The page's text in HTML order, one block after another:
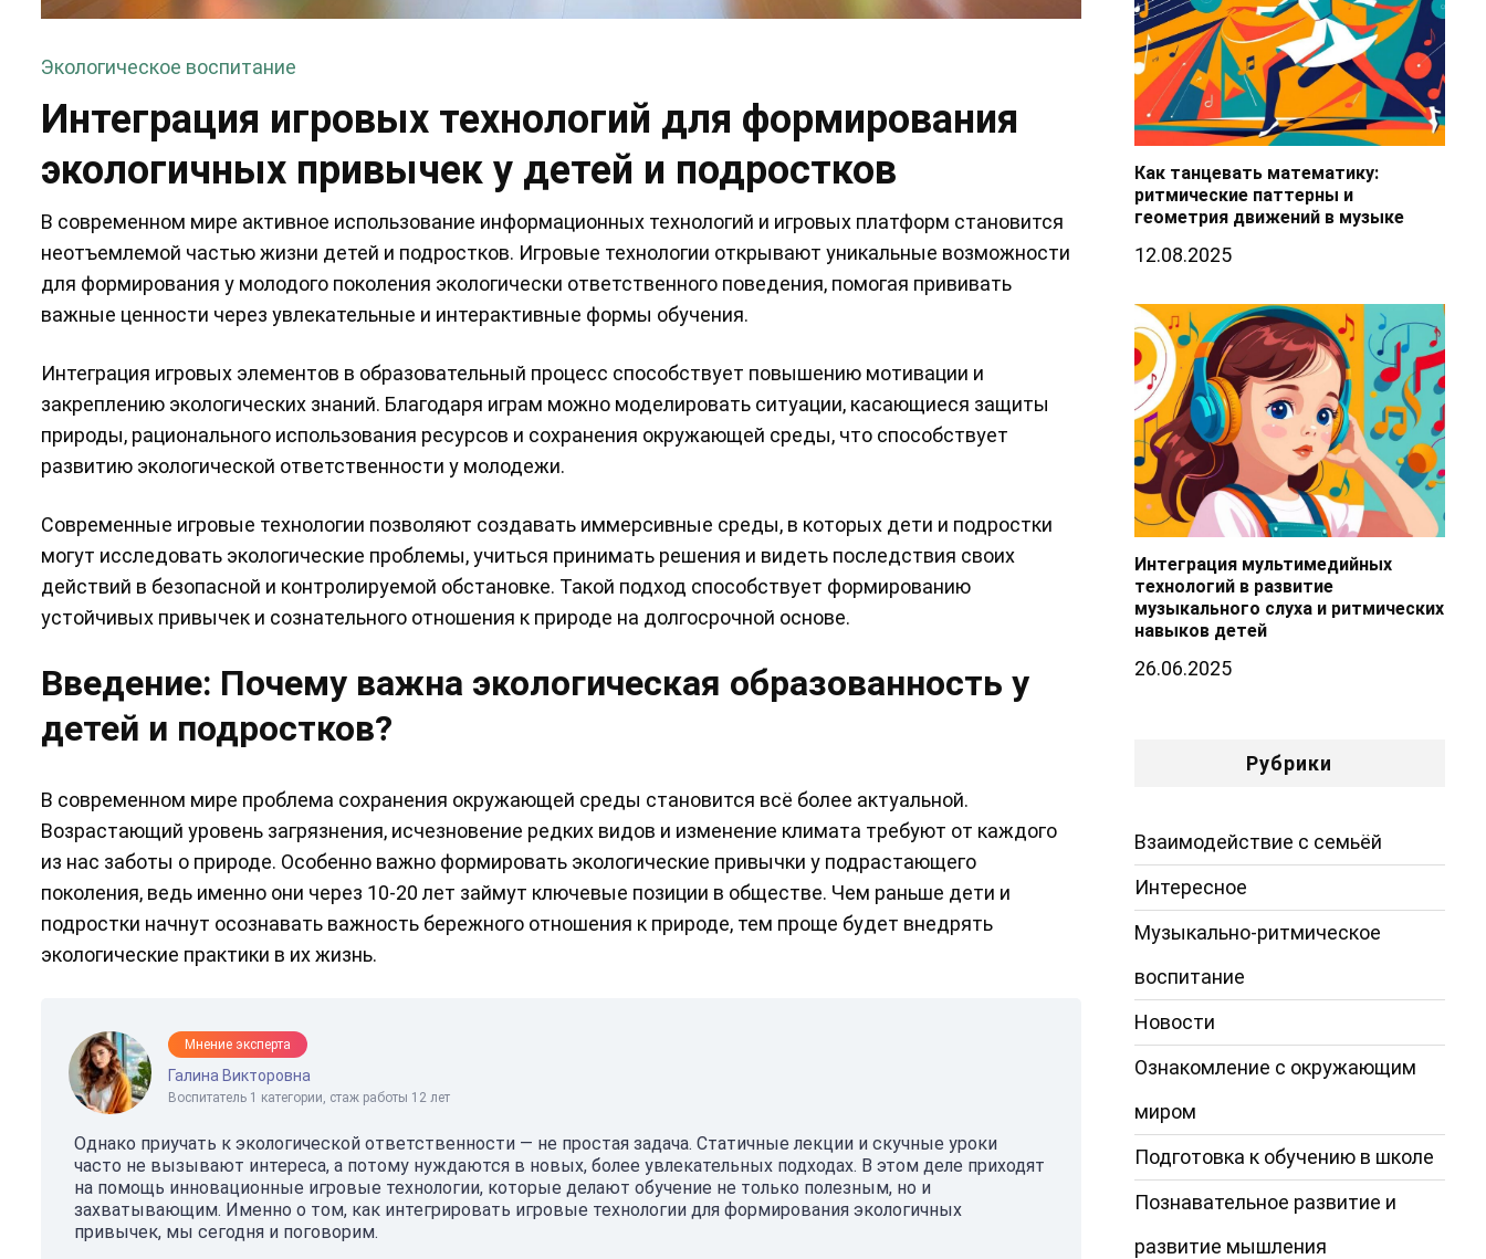
Экологическое воспитание
Интеграция игровых технологий для формирования
экологичных привычек у детей и подростков
В современном мире активное использование информационных технологий и игровых платформ становится
неотъемлемой частью жизни детей и подростков. Игровые технологии открывают уникальные возможности
для формирования у молодого поколения экологически ответственного поведения, помогая прививать
важные ценности через увлекательные и интерактивные формы обучения.
Интеграция игровых элементов в образовательный процесс способствует повышению мотивации и
закреплению экологических знаний. Благодаря играм можно моделировать ситуации, касающиеся защиты
природы, рационального использования ресурсов и сохранения окружающей среды, что способствует
развитию экологической ответственности у молодежи.
Современные игровые технологии позволяют создавать иммерсивные среды, в которых дети и подростки
могут исследовать экологические проблемы, учиться принимать решения и видеть последствия своих
действий в безопасной и контролируемой обстановке. Такой подход способствует формированию
устойчивых привычек и сознательного отношения к природе на долгосрочной основе.
Введение: Почему важна экологическая образованность у
детей и подростков?
В современном мире проблема сохранения окружающей среды становится всё более актуальной.
Возрастающий уровень загрязнения, исчезновение редких видов и изменение климата требуют от каждого
из нас заботы о природе. Особенно важно формировать экологические привычки у подрастающего
поколения, ведь именно они через 10-20 лет займут ключевые позиции в обществе. Чем раньше дети и
подростки начнут осознавать важность бережного отношения к природе, тем проще будет внедрять
экологические практики в их жизнь.
Мнение эксперта
Галина Викторовна
Воспитатель 1 категории, стаж работы 12 лет
Однако приучать к экологической ответственности — не простая задача. Статичные лекции и скучные уроки
часто не вызывают интереса, а потому нуждаются в новых, более увлекательных подходах. В этом деле приходят
на помощь инновационные игровые технологии, которые делают обучение не только полезным, но и
захватывающим. Именно о том, как интегрировать игровые технологии для формирования экологичных
привычек, мы сегодня и поговорим.
Как танцевать математику:
ритмические паттерны и
геометрия движений в музыке
12.08.2025
Интеграция мультимедийных
технологий в развитие
музыкального слуха и ритмических
навыков детей
26.06.2025
Рубрики
Взаимодействие с семьёй
Интересное
Музыкально-ритмическое
воспитание
Новости
Ознакомление с окружающим
миром
Подготовка к обучению в школе
Познавательное развитие и
развитие мышления